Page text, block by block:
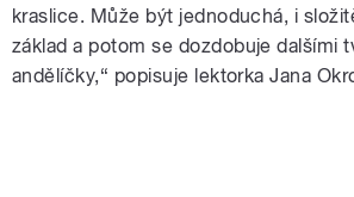
kraslice. Může být jednoduchá, i
základ a potom se dozdobuje dalšími
andělíčky,“ popisuje lektorka Jana